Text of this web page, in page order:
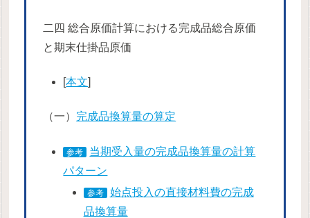
二四 総合原価計算における完成品総合原価
と期末仕掛品原価
[本文]
（一） 完成品換算量の算定
参考
当期受入量の完成品換算量の計算
パターン
参考
始点投入の直接材料費の完成
品換算量